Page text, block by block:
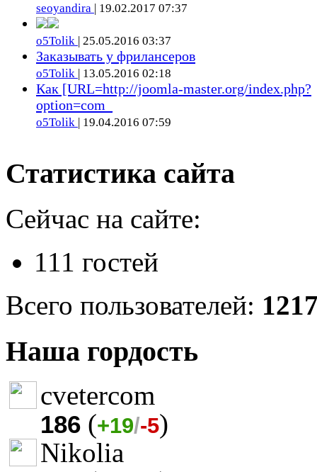
seoyandira | 19.02.2017 07:37
o5Tolik | 25.05.2016 03:37
Заказывать у фрилансеров
o5Tolik | 13.05.2016 02:18
Как [URL=http://joomla-master.org/index.php?
option=com_
o5Tolik | 19.04.2016 07:59
Статистика сайта
Сейчас на сайте:
111 гостей
Всего пользователей:
Наша гордость
cvetercom
186 (+19/-5)
Nikolia